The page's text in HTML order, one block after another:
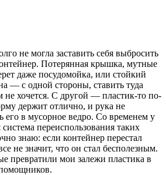
не могла заставить себя выбросить
Потерянная крышка, мутные
даже посудомойка, или стойкий
— с одной стороны, ставить туда
не хочется. С другой — пластик-то по-
держит отлично, и рука не
его в мусорное ведро. Со временем у
переиспользования таких
знаю: если контейнер перестал
не значит, что он стал бесполезным.
превратили мои залежи пластика в